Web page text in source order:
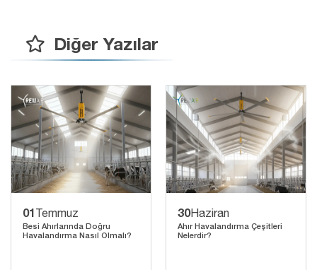
Diğer Yazılar
01Temmuz
Besi Ahırlarında Doğru
Havalandırma Nasıl Olmalı?
30Haziran
Ahır Havalandırma Çeşitleri
Nelerdir?